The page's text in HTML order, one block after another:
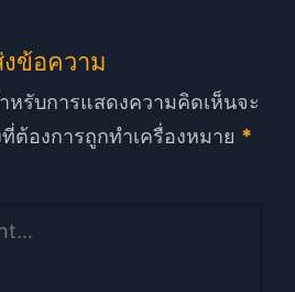
งข้อความ
หรับการแสดงความคิดเห็นจะ
ต้องการถูกทำเครื่องหมาย *